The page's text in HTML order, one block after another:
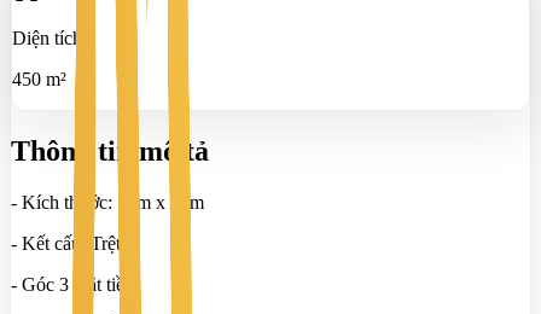
Diện tích
450 m²
Thông tin mô tả
- Kích thước: 15m x 30m
- Kết cấu: Trệt
- Góc 3 mặt tiền